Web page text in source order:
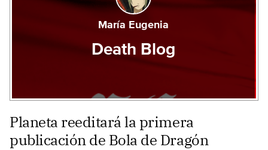
María Eugenia
Death Blog
Planeta reeditará la primera
publicación de Bola de Dragón